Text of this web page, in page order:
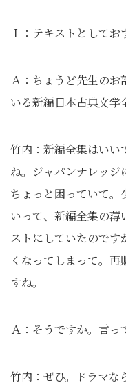
Ｉ：テキストとしてお
Ａ：ちょうど先生の
いる新編日本古典文学
竹内：新編全集はいい
ね。ジャパンナレッジ
ちょっと困っていて。
いって、新編全集の薄
ストにしていたのです
くなってしまって。
すね。
Ａ：そうですか。言っ
竹内：ぜひ。ドラマな